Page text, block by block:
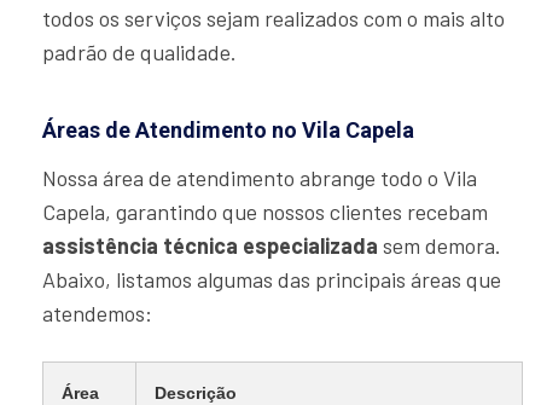
todos os serviços sejam realizados com o mais alto
padrão de qualidade.
Áreas de Atendimento no Vila Capela
Nossa área de atendimento abrange todo o Vila
Capela, garantindo que nossos clientes recebam
assistência técnica especializada sem demora.
Abaixo, listamos algumas das principais áreas que
atendemos:
Área Descrição